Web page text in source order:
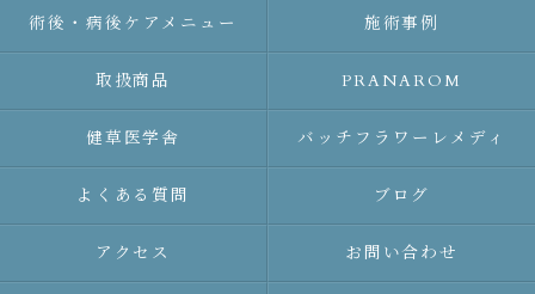
術後・病後ケアメニュー 施術事例
取扱商品 PRANAROM
健草医学舎 バッチフラワーレメディ
よくある質問 ブログ
アクセス お問い合わせ